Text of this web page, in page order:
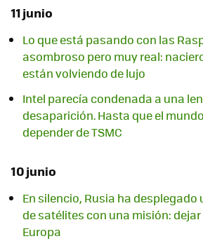
11 junio
Lo que está pasando con las
asombroso pero muy real:
están volviendo de lujo
Intel parecía condenada a una
desaparición. Hasta que el
depender de TSMC
10 junio
En silencio, Rusia ha
de satélites con una misión: dejar
Europa